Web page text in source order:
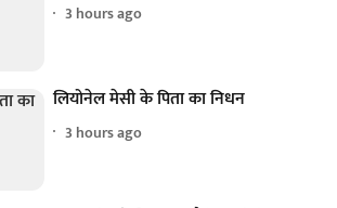
3 hours ago
लियोनेल मेसी के पिता का निधन
3 hours ago